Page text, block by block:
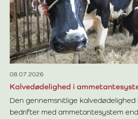
08.07.2026
Kalvedødelighed i
Den gennemsnitlige kalvedødelighed
bedrifter med ammetantesystem